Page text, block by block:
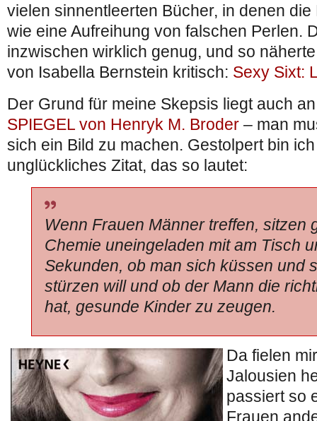
vielen sinnentleerten Bücher, in denen
wie eine Aufreihung von falschen Perlen.
inzwischen wirklich genug, und so
von Isabella Bernstein kritisch: Sexy Sixt:
Der Grund für meine Skepsis liegt auch
SPIEGEL von Henryk M. Broder – man
sich ein Bild zu machen. Gestolpert bin
unglückliches Zitat, das so lautet:
Wenn Frauen Männer treffen, sitzen
Chemie uneingeladen mit am Tisch
Sekunden, ob man sich küssen und
stürzen will und ob der Mann die
hat, gesunde Kinder zu zeugen.
Da fielen
Jalousien
passiert so
Frauen